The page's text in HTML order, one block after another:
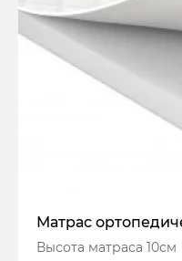
Матрас
Высота матраса 10см